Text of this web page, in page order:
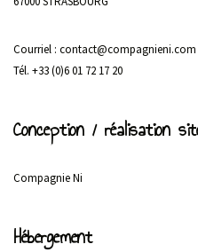
Courriel : contact@compagnieni.com
Tél. +33 (0)6 01 72 17 20
Conception / réalisation
Compagnie Ni
Hébergement